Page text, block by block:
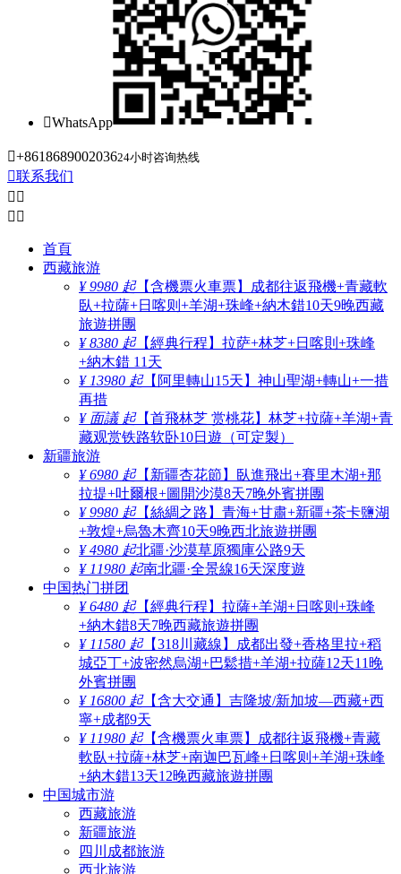
WhatsApp
+861868900203624小时咨询热线
联系我们
 
 
首頁
西藏旅游
¥ 9980 起【含機票火車票】成都往返飛機+青藏軟
臥+拉薩+日喀则+羊湖+珠峰+納木錯10天9晚西藏
旅遊拼團
¥ 8380 起【經典行程】拉萨+林芝+日喀則+珠峰
+納木錯 11天
¥ 13980 起【阿里轉山15天】神山聖湖+轉山+一措
再措
¥ 面議 起【首飛林芝 赏桃花】林芝+拉薩+羊湖+青
藏观赏铁路软卧10日遊（可定製）
新疆旅游
¥ 6980 起【新疆杏花節】臥進飛出+賽里木湖+那
拉提+吐爾根+圖開沙漠8天7晚外賓拼團
¥ 9980 起【絲綢之路】青海+甘肅+新疆+茶卡鹽湖
+敦煌+烏魯木齊10天9晚西北旅遊拼團
¥ 4980 起北疆·沙漠草原獨庫公路9天
¥ 11980 起南北疆·全景線16天深度遊
中国热门拼团
¥ 6480 起【經典行程】拉薩+羊湖+日喀则+珠峰
+納木錯8天7晚西藏旅遊拼團
¥ 11580 起【318川藏線】成都出發+香格里拉+稻
城亞丁+波密然烏湖+巴鬆措+羊湖+拉薩12天11晚
外賓拼團
¥ 16800 起【含大交通】吉隆坡/新加坡—西藏+西
寧+成都9天
¥ 11980 起【含機票火車票】成都往返飛機+青藏
軟臥+拉薩+林芝+南迦巴瓦峰+日喀则+羊湖+珠峰
+納木錯13天12晚西藏旅遊拼團
中国城市游
西藏旅游
新疆旅游
四川成都旅游
西北旅游